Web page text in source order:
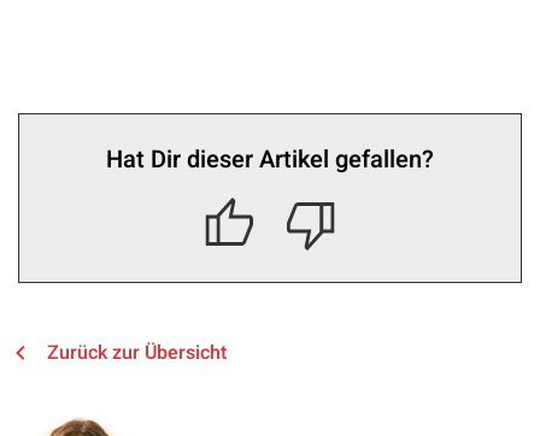
Hat Dir dieser Artikel gefallen?
Zurück zur Übersicht